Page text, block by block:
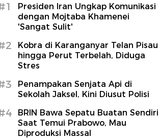
Presiden Iran Ungkap Komunikasi
dengan Mojtaba Khamenei
'Sangat Sulit'
Kobra di Karanganyar Telan Pisau
hingga Perut Terbelah, Diduga
Stres
Penampakan Senjata Api di
Sekolah Jaksel, Kini Diusut Polisi
BRIN Bawa Sepatu Buatan Sendiri
Saat Temui Prabowo, Mau
Diproduksi Massal